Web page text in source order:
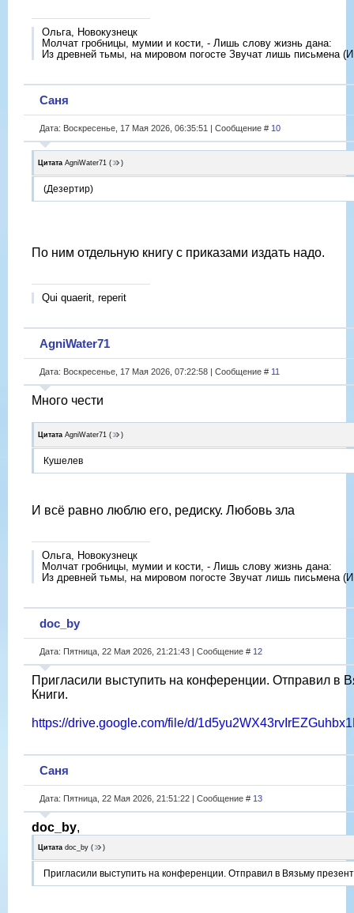
Ольга, Новокузнецк
Молчат гробницы, мумии и кости, - Лишь слову жизнь дана:
Из древней тьмы, на мировом погосте Звучат лишь письмена
Саня
Дата: Воскресенье, 17 Мая 2026, 06:35:51 | Сообщение # 10
Цитата AgniWater71 ( )
(Дезертир)
По ним отдельную книгу с приказами издать надо.
Qui quaerit, reperit
AgniWater71
Дата: Воскресенье, 17 Мая 2026, 07:22:58 | Сообщение # 11
Много чести
Цитата AgniWater71 ( )
Кушелев
И всë равно люблю его, редиску. Любовь зла
Ольга, Новокузнецк
Молчат гробницы, мумии и кости, - Лишь слову жизнь дана:
Из древней тьмы, на мировом погосте Звучат лишь письмена
doc_by
Дата: Пятница, 22 Мая 2026, 21:21:43 | Сообщение # 12
Пригласили выступить на конференции. Отправил в
Книги.
https://drive.google.com/file/d/
Саня
Дата: Пятница, 22 Мая 2026, 21:51:22 | Сообщение # 13
doc_by,
Цитата doc_by ( )
Пригласили выступить на конференции. Отправил в Вязьму